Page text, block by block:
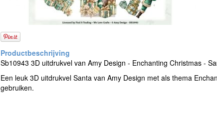
Sb10943 3D uitdrukvel van Amy Design - Enchanting Christmas -
Een leuk 3D uitdrukvel Santa van Amy Design met als thema
gebruiken.